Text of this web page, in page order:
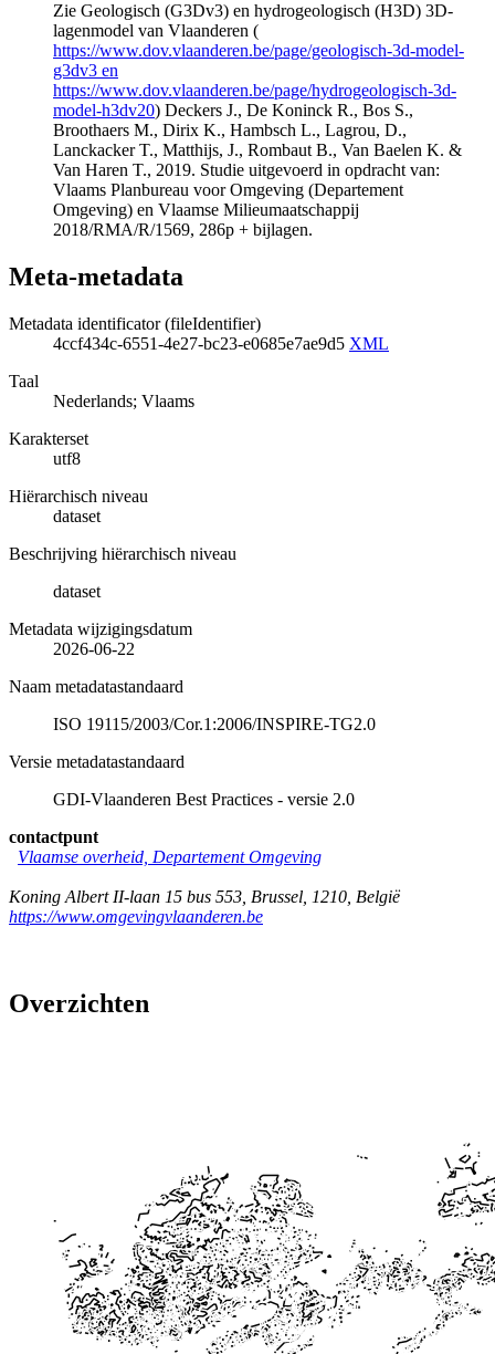
Zie Geologisch (G3Dv3) en hydrogeologisch (H3D) 3D-
lagenmodel van Vlaanderen (
https://www.dov.vlaanderen.be/page/geologisch-3d-model-
g3dv3 en
https://www.dov.vlaanderen.be/page/hydrogeologisch-3d-
model-h3dv20) Deckers J., De Koninck R., Bos S.,
Broothaers M., Dirix K., Hambsch L., Lagrou, D.,
Lanckacker T., Matthijs, J., Rombaut B., Van Baelen K. &
Van Haren T., 2019. Studie uitgevoerd in opdracht van:
Vlaams Planbureau voor Omgeving (Departement
Omgeving) en Vlaamse Milieumaatschappij
2018/RMA/R/1569, 286p + bijlagen.
Meta-metadata
Metadata identificator (fileIdentifier)
4ccf434c-6551-4e27-bc23-e0685e7ae9d5 XML
Taal
Nederlands; Vlaams
Karakterset
utf8
Hiërarchisch niveau
dataset
Beschrijving hiërarchisch niveau
dataset
Metadata wijzigingsdatum
2026-06-22
Naam metadatastandaard
ISO 19115/2003/Cor.1:2006/INSPIRE-TG2.0
Versie metadatastandaard
GDI-Vlaanderen Best Practices - versie 2.0
contactpunt
Vlaamse overheid, Departement Omgeving
Koning Albert II-laan 15 bus 553 Brussel 1210 België
https://www.omgevingvlaanderen.be
Overzichten